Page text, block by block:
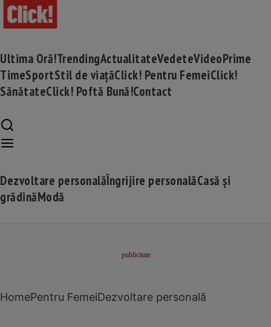
Ultima Oră!TrendingActualitateVedeteVideoPrime
TimeSportStil de viațăClick! Pentru FemeiClick!
SănătateClick! Poftă Bună!Contact
Dezvoltare personalăÎngrijire personalăCasă și
grădinăModă
HomePentru FemeiDezvoltare personală